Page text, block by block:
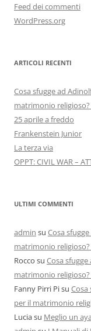
Feed dei commenti
WordPress.org
ARTICOLI RECENTI
Cosa sfugge ad
matrimonio
25 aprile a freddo
Frankenstein Junior
La terza via
OPPT: CIVIL WAR –
ULTIMI COMMENTI
admin su Cosa
matrimonio
Rocco su Cosa
matrimonio
Fanny Pirri Pisu Cosa
per il matrimonio
Luciasu Meglio un